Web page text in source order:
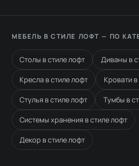
МЕБЕЛЬ В СТИЛЕ ЛОФТ — ПО
Столы в стиле лофт Диваны в
Кресла в стиле лофт Кровати
Стулья в стиле лофт Тумбы в
Системы хранения в стиле лофт
Декор в стиле лофт